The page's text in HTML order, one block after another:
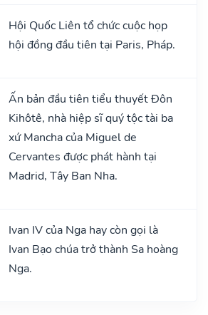
Hội Quốc Liên tổ chức cuộc họp
hội đồng đầu tiên tại Paris, Pháp.
Ấn bản đầu tiên tiểu thuyết Đôn
Kihôtê, nhà hiệp sĩ quý tộc tài ba
xứ Mancha của Miguel de
Cervantes được phát hành tại
Madrid, Tây Ban Nha.
Ivan IV của Nga hay còn gọi là
Ivan Bạo chúa trở thành Sa hoàng
Nga.